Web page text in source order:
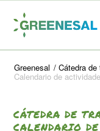
Greenesal / Cátedra
Calendario de
CÁTEDRA DE
CALENDARIO